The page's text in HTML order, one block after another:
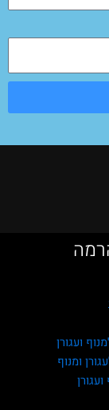
ועגורן
ומנוף